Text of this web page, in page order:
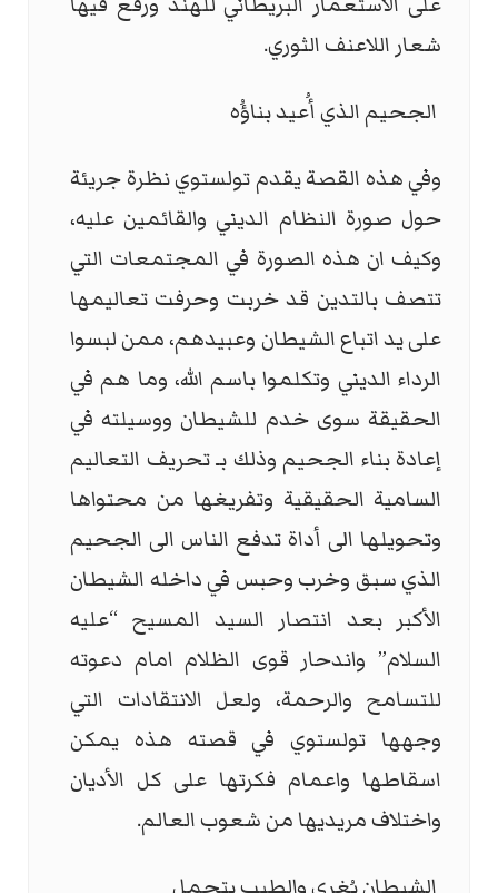
شعار اللاعنف الثوري.
الجحيم الذي أُعيد بناؤُه
وفي هذه القصة يقدم تولستوي نظرة جريئة
حول صورة النظام الديني والقائمين عليه،
وكيف ان هذه الصورة في المجتمعات التي
تتصف بالتدين قد خربت وحرفت تعاليمها
على يد اتباع الشيطان وعبيدهم، ممن لبسوا
الرداء الديني وتكلموا باسم الله، وما هم في
الحقيقة سوى خدم للشيطان ووسيلته في
إعادة بناء الجحيم وذلك بـ تحريف التعاليم
السامية الحقيقية وتفريغها من محتواها
وتحويلها الى أداة تدفع الناس الى الجحيم
الذي سبق وخرب وحبس في داخله الشيطان
الأكبر بعد انتصار السيد المسيح “عليه
السلام” واندحار قوى الظلام امام دعوته
للتسامح والرحمة، ولعل الانتقادات التي
وجهها تولستوي في قصته هذه يمكن
اسقاطها واعمام فكرتها على كل الأديان
واختلاف مريديها من شعوب العالم.